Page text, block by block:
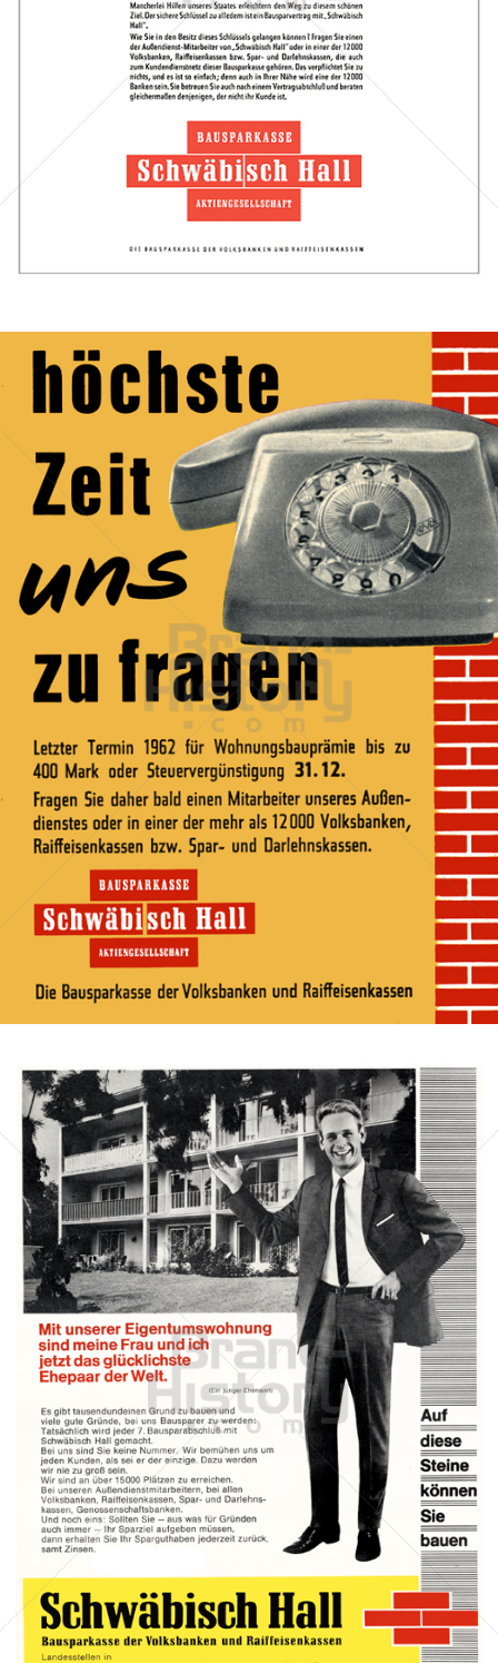
Bausparkasse Schwäbisch Hall AG
BAUSPARKASSE SCHWÄBISCH HALL
Bausparkasse Schwäbisch Hall AG
1963
Bild-ID: 40298
BAUSPARKASSE SCHWÄBISCH HALL
Bausparkasse Schwäbisch Hall AG
1967